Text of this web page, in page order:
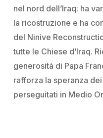
nel nord dell’Iraq: ha
la ricostruzione e ha
del Ninive
tutte le Chiese d’Iraq.
generosità di Papa
rafforza la speranza
perseguitati in Medio